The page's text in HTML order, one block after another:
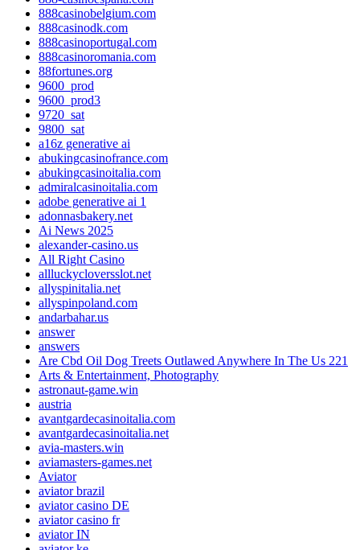
888casinobelgium.com
888casinodk.com
888casinoportugal.com
888casinoromania.com
88fortunes.org
9600_prod
9600_prod3
9720_sat
9800_sat
a16z generative ai
abukingcasinofrance.com
abukingcasinoitalia.com
admiralcasinoitalia.com
adobe generative ai 1
adonnasbakery.net
Ai News 2025
alexander-casino.us
All Right Casino
allluckycloversslot.net
allyspinitalia.net
allyspinpoland.com
andarbahar.us
answer
answers
Are Cbd Oil Dog Treets Outlawed Anywhere In The Us 221
Arts & Entertainment, Photography
astronaut-game.win
austria
avantgardecasinoitalia.com
avantgardecasinoitalia.net
avia-masters.win
aviamasters-games.net
Aviator
aviator brazil
aviator casino DE
aviator casino fr
aviator IN